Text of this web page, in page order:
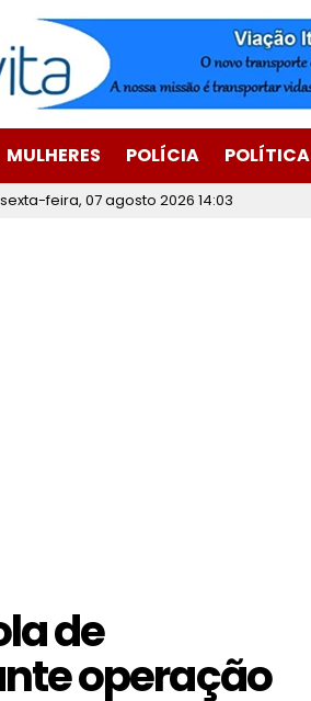
MULHERES POLÍCIA POLÍTICA
sexta-feira, 07 agosto 2026 14:03
de
operação